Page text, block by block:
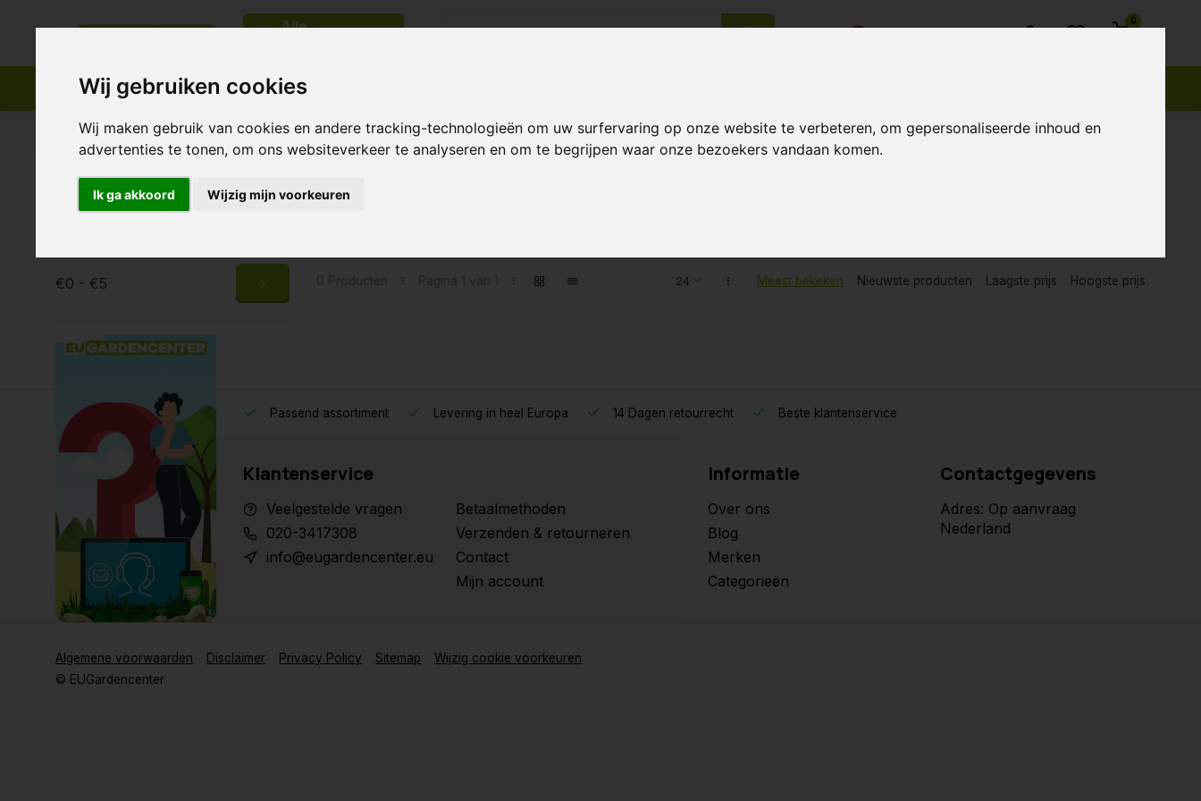
Wij gebruiken cookies
Wij maken gebruik van cookies en andere tracking-technologieën om uw surfervaring op onze website te verbeteren, om gepersonaliseerde inhoud en
advertenties te tonen, om ons websiteverkeer te analyseren en om te begrijpen waar onze bezoekers vandaan komen.
Ik ga akkoord Wijzig mijn voorkeuren
Alle
Klantenservice
0
Passend assortiment Levering in heel Europa 14 Dagen retourrecht Beste klantenservice
Home Tags anti insecten
Prijs
€0 - €5 Meest bekeken Nieuwste producten Laagste prijs Hoogste prijs
Passend assortiment Levering in heel Europa 14 Dagen retourrecht Beste klantenservice
Klantenservice
Veelgestelde vragen
020-3417308
info@eugardencenter.eu
Betaalmethoden
Verzenden & retourneren
Contact
Mijn account
Informatie
Over ons
Blog
Merken
Categorieën
Contactgegevens
Adres: Op aanvraag
Nederland
Algemene voorwaarden Disclaimer Privacy Policy Sitemap
Wijzig cookie voorkeuren
© EUGardencenter